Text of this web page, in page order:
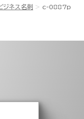
ジネス名刺 c-0887p